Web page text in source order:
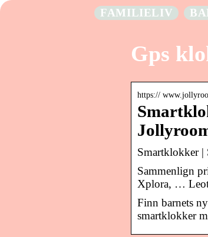
FAMILIELIV
Gps
https://
Smartklokker
Sammenlign
Xplora, …
Finn barnets
smartklokker